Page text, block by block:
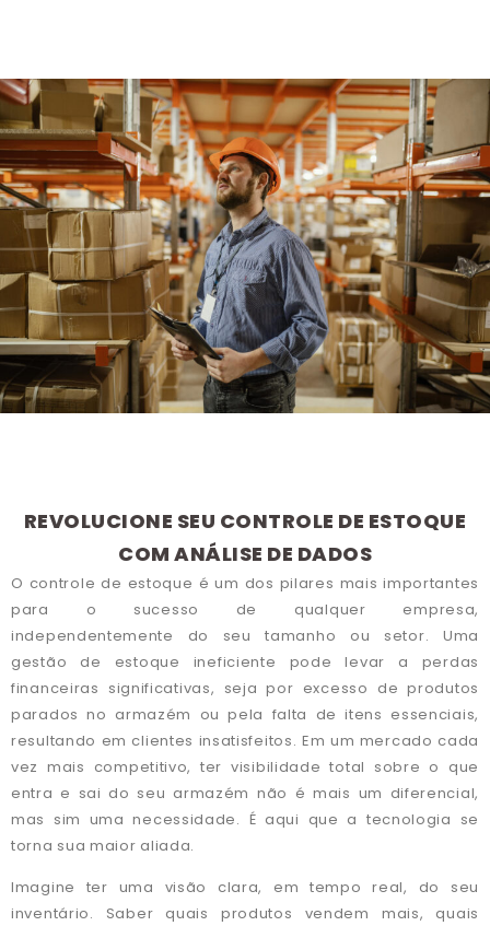
REVOLUCIONE SEU CONTROLE DE ESTOQUE
COM ANÁLISE DE DADOS
O controle de estoque é um dos pilares mais importantes
para o sucesso de qualquer empresa,
independentemente do seu tamanho ou setor. Uma
gestão de estoque ineficiente pode levar a perdas
financeiras significativas, seja por excesso de produtos
parados no armazém ou pela falta de itens essenciais,
resultando em clientes insatisfeitos. Em um mercado cada
vez mais competitivo, ter visibilidade total sobre o que
entra e sai do seu armazém não é mais um diferencial,
mas sim uma necessidade. É aqui que a tecnologia se
torna sua maior aliada.
Imagine ter uma visão clara, em tempo real, do seu
inventário. Saber quais produtos vendem mais, quais